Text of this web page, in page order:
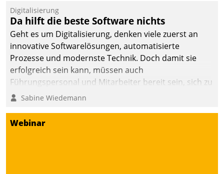
Einsparungen durch optimierte und automatisierte
Prozesse. Doch man darf nicht zu viel erwarten: Allein
mit der Einführung einer neuen Software ist es nicht
getan. Die Digitalisierung erfordert von Unternehmen
die Bereitschaft, sich zu überprüfen, zu hinterfragen
und zu verändern.
Digitalisierung
Da hilft die beste Software nichts
Geht es um Digitalisierung, denken viele zuerst an
innovative Softwarelösungen, automatisierte
Prozesse und modernste Technik. Doch damit sie
erfolgreich sein kann, müssen auch
Führungspersonal und Mitarbeiter bereit sein, sich zu
verändern und anzupassen, sonst werden sie an ihr
Sabine Wiedemann
Webinar